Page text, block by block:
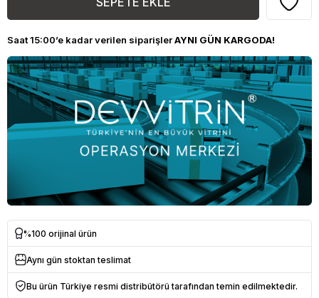
Saat 15:00’e kadar verilen siparişlerAYNI GÜN KARGODA!
%100 orijinal ürün
Aynı gün stoktan teslimat
Bu ürün Türkiye resmi distribütörü tarafından temin edilmektedir.